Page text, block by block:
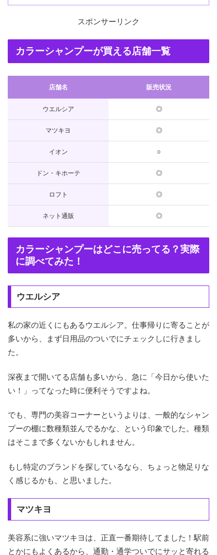
スポンサーリンク
カラーシャンプーが買える店舗一覧
店舗名 販売状況
ウエルシア ◎
マツキヨ ◎
イオン ○
ドン・キホーテ ◎
ロフト ◎
ネット通販 ◎
カラーシャンプーはどこに売ってる？実際
に調べてみた！
ウエルシア
私の家の近くにもあるウエルシア。仕事帰りに寄ることが
多いから、まず日用品のついでにチェックしに行きまし
た。
深夜まで開いてる店舗も多いから、急に「今日から使いた
い！」ってなった時に便利そうですよね。
でも、専門の美容コーナーというよりは、一般的なシャン
プーの棚に数種類並んでるかな、という印象でした。種類
はそこまで多くないかもしれません。
もし特定のブランドを探しているなら、ちょっと物足りな
く感じるかも、と思いました。
マツキヨ
美容系に強いマツキヨは、正直一番期待してました！駅前
とかにもよくあるから、通勤・通学ついでにサッと寄れる